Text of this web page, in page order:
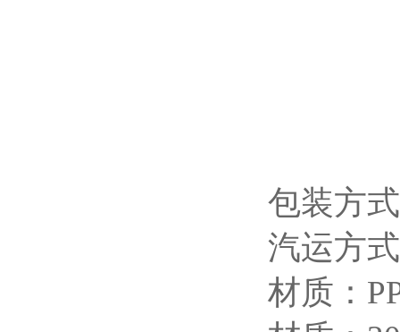
包装方
汽运方
材质：